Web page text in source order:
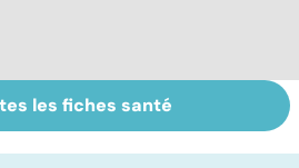
Tout savoir sur
les maux du froid
les fiches santé